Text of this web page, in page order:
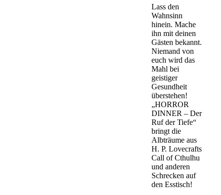
Lass den
Wahnsinn
hinein. Mache
ihn mit deinen
Gästen bekannt.
Niemand von
euch wird das
Mahl bei
geistiger
Gesundheit
überstehen!
„HORROR
DINNER – Der
Ruf der Tiefe“
bringt die
Albträume aus
H. P. Lovecrafts
Call of Cthulhu
und anderen
Schrecken auf
den Esstisch!